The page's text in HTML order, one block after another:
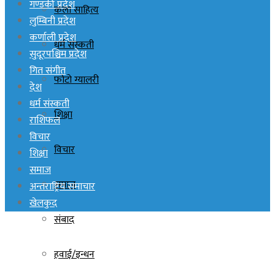
कला साहित्य
धर्म संस्कती
फोटो ग्यालरी
शिक्षा
विचार
समाज
संबाद
हवाई/इन्धन
गण्डकी प्रदेश
लुम्बिनी प्रदेश
कर्णाली प्रदेश
सुदूरपश्चिम प्रदेश
गित संगीत
देश
धर्म संस्कती
राशिफल
विचार
शिक्षा
समाज
अन्तराष्ट्रिय समाचार
खेलकुद